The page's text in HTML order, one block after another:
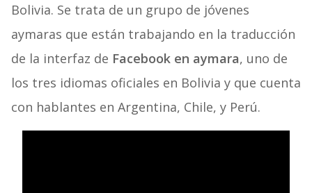
Bolivia. Se trata de un grupo de jóvenes
aymaras que están trabajando en la traducción
de la interfaz de Facebook en aymara, uno de
los tres idiomas oficiales en Bolivia y que cuenta
con hablantes en Argentina, Chile, y Perú.